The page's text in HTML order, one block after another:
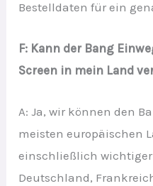
Bestelldaten für ein
F: Kann der Bang
Screen in mein Land
A: Ja, wir können den
meisten europäischen
einschließlich
Deutschland,